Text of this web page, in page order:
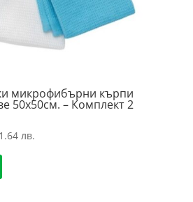
микрофибърни кърпи
50х50см. – Комплект 2
лв.